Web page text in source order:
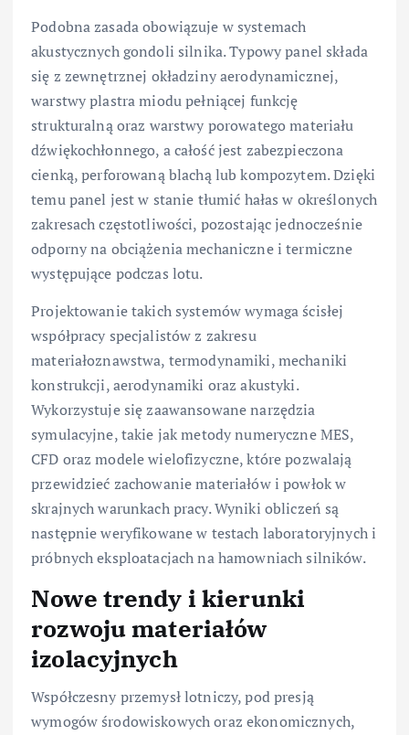
Podobna zasada obowiązuje w systemach
akustycznych gondoli silnika. Typowy panel składa
się z zewnętrznej okładziny aerodynamicznej,
warstwy plastra miodu pełniącej funkcję
strukturalną oraz warstwy porowatego materiału
dźwiękochłonnego, a całość jest zabezpieczona
cienką, perforowaną blachą lub kompozytem. Dzięki
temu panel jest w stanie tłumić hałas w określonych
zakresach częstotliwości, pozostając jednocześnie
odporny na obciążenia mechaniczne i termiczne
występujące podczas lotu.
Projektowanie takich systemów wymaga ścisłej
współpracy specjalistów z zakresu
materiałoznawstwa, termodynamiki, mechaniki
konstrukcji, aerodynamiki oraz akustyki.
Wykorzystuje się zaawansowane narzędzia
symulacyjne, takie jak metody numeryczne MES,
CFD oraz modele wielofizyczne, które pozwalają
przewidzieć zachowanie materiałów i powłok w
skrajnych warunkach pracy. Wyniki obliczeń są
następnie weryfikowane w testach laboratoryjnych i
próbnych eksploatacjach na hamowniach silników.
Nowe trendy i kierunki
rozwoju materiałów
izolacyjnych
Współczesny przemysł lotniczy, pod presją
wymogów środowiskowych oraz ekonomicznych,